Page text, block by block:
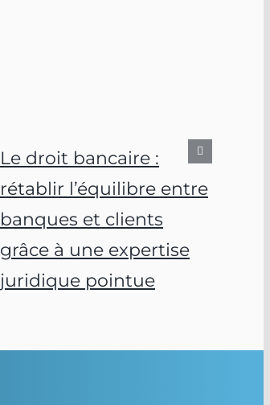
Le droit bancaire :
rétablir l’équilibre entre
banques et clients
grâce à une expertise
juridique pointue